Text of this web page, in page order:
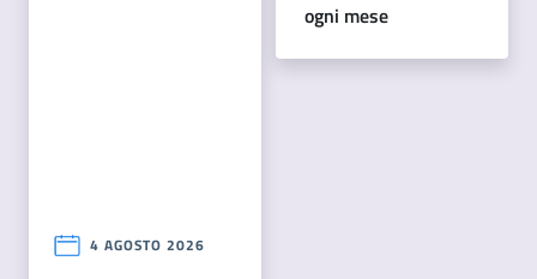
4 AGOSTO 2026
ogni mese